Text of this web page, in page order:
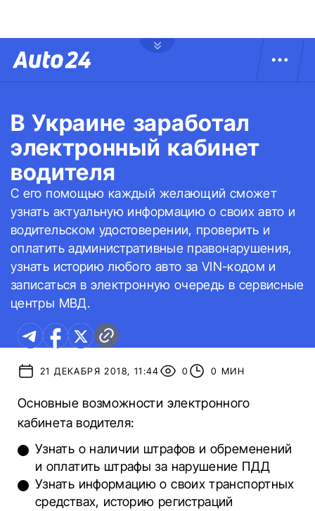
В Украине заработал
электронный кабинет
водителя
С его помощью каждый желающий сможет
узнать актуальную информацию о своих авто и
водительском удостоверении, проверить и
оплатить административные правонарушения,
узнать историю любого авто за VIN-кодом и
записаться в электронную очередь в сервисные
центры МВД.
21 ДЕКАБРЯ 2018, 11:44 0 0 МИН
Основные возможности электронного
кабинета водителя:
Узнать о наличии штрафов и обременений
и оплатить штрафы за нарушение ПДД
Узнать информацию о своих транспортных
средствах, историю регистраций